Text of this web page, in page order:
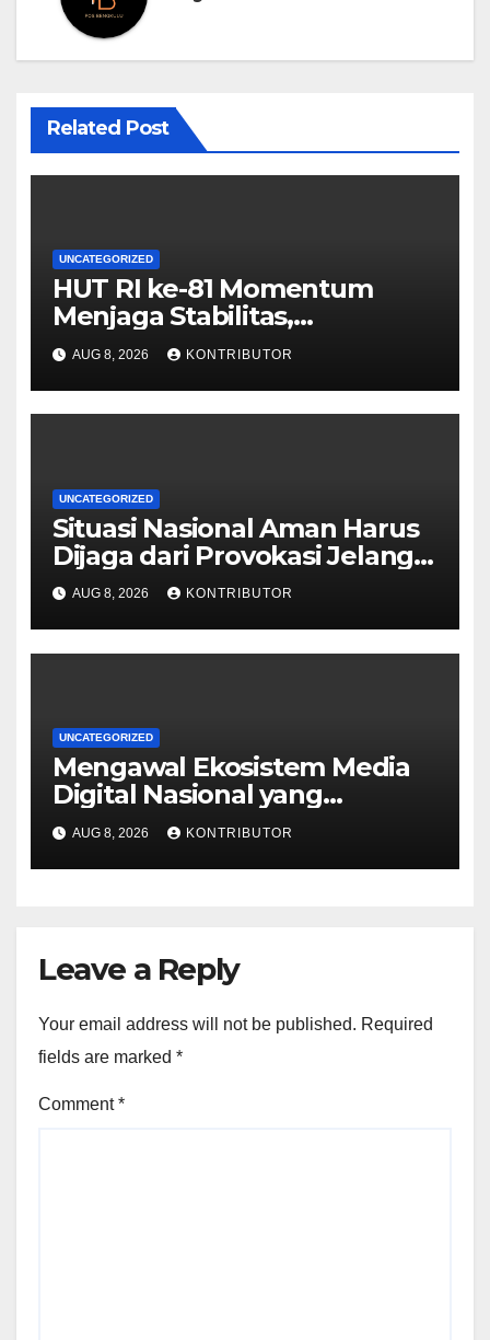
Related Post
UNCATEGORIZED
HUT RI ke-81 Momentum
Menjaga Stabilitas,
Keamanan, dan Optimisme
AUG 8, 2026 KONTRIBUTOR
UNCATEGORIZED
Situasi Nasional Aman Harus
Dijaga dari Provokasi Jelang
HUT ke-81 RI
AUG 8, 2026 KONTRIBUTOR
UNCATEGORIZED
Mengawal Ekosistem Media
Digital Nasional yang
Tangguh Hadapi Disrupsi AI
AUG 8, 2026 KONTRIBUTOR
Leave a Reply
Your email address will not be published. Required
fields are marked *
Comment*